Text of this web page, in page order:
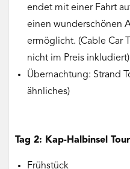
endet mit einer Fahrt
einen wunderschönen
ermöglicht. (Cable Car
nicht im Preis
Übernachtung: Strand
ähnliches)
Tag 2: Kap-Halbinsel Tour
Frühstück